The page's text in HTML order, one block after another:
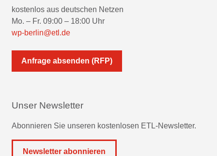
kostenlos aus deutschen Netzen
Mo. – Fr. 09:00 – 18:00 Uhr
wp-berlin@etl.de
Anfrage absenden (RFP)
Unser Newsletter
Abonnieren Sie unseren kostenlosen ETL-Newsletter.
Newsletter abonnieren